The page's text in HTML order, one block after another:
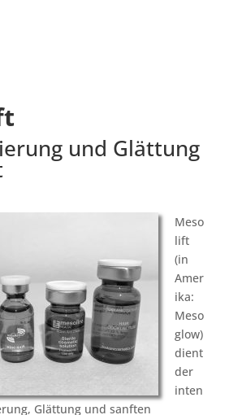
und Glättung
Meso
lift
(in
Amer
ika:
Meso
glow)
dient
der
inten
Glättung und sanften